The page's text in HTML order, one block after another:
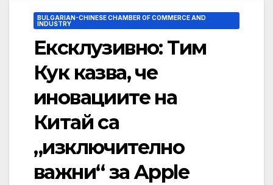
BULGARIAN-CHINESE CHAMBER OF COMMERCE AND
INDUSTRY
Ексклузивно: Тим
Кук казва, че
иновациите на
Китай са
„изключително
важни“ за Apple